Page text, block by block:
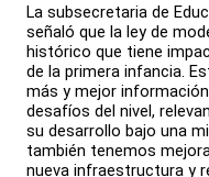
La subsecretaria de
señaló que la ley de
histórico que tiene
de la primera infancia.
más y mejor
desafíos del nivel,
su desarrollo bajo una
también tenemos
nueva infraestructura y